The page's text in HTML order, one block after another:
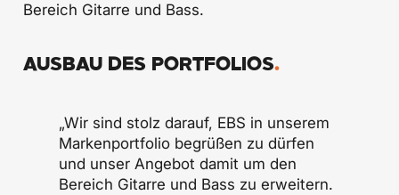
Bereich Gitarre und Bass.
AUSBAU DES PORTFOLIOS.
„Wir sind stolz darauf, EBS in unserem
Markenportfolio begrüßen zu dürfen
und unser Angebot damit um den
Bereich Gitarre und Bass zu erweitern.